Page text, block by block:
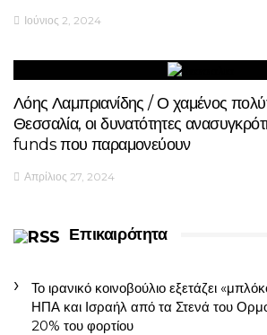
Ιούνιος 2, 2024
Λόης Λαμπριανίδης / Ο χαμένος
Θεσσαλία, οι δυνατότητες
funds που παραμονεύουν
Απρίλιος 27, 2024
Επικαιρότητα
Το ιρανικό κοινοβούλιο εξετάζει
ΗΠΑ και Ισραήλ από τα Στενά του
20% του φορτίου